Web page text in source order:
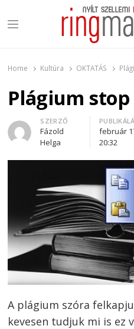
Menu
Home Kultúra OKTATÁS
Plágium stop
Author
SZERZŐ
Fázold
Helga
február
20:32
A plágium szóra
kevesen tudjuk mi is ez